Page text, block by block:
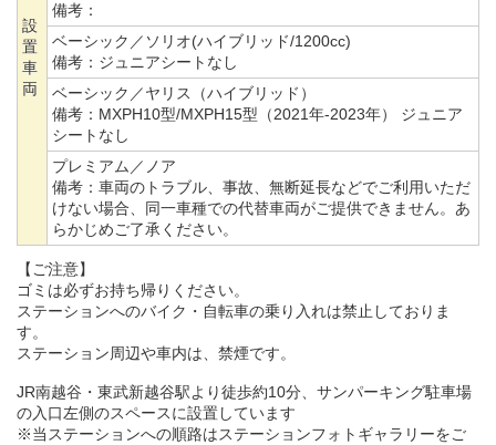
設
置
車
両
備考：
ベーシック／ソリオ(ハイブリッド/1200cc)
備考： ジュニアシートなし
ベーシック／ヤリス（ハイブリッド）
備考： MXPH10型/MXPH15型（2021年-2023年） ジュニア
シートなし
プレミアム／ノア
備考： 車両のトラブル、事故、無断延長などでご利用いただ
けない場合、同一車種での代替車両がご提供できません。あ
らかじめご了承ください。
【ご注意】
ゴミは必ずお持ち帰りください。
ステーションへのバイク・自転車の乗り入れは禁止しておりま
す。
ステーション周辺や車内は、禁煙です。
JR南越谷・東武新越谷駅より徒歩約10分、サンパーキング駐車場
の入口左側のスペースに設置しています
※当ステーションへの順路はステーションフォトギャラリーをご